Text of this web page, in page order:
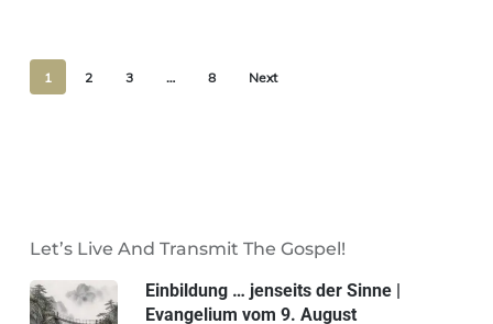
1 2 3 … 8 Next
Let’s Live And Transmit The Gospel!
Einbildung … jenseits der Sinne |
Evangelium vom 9. August